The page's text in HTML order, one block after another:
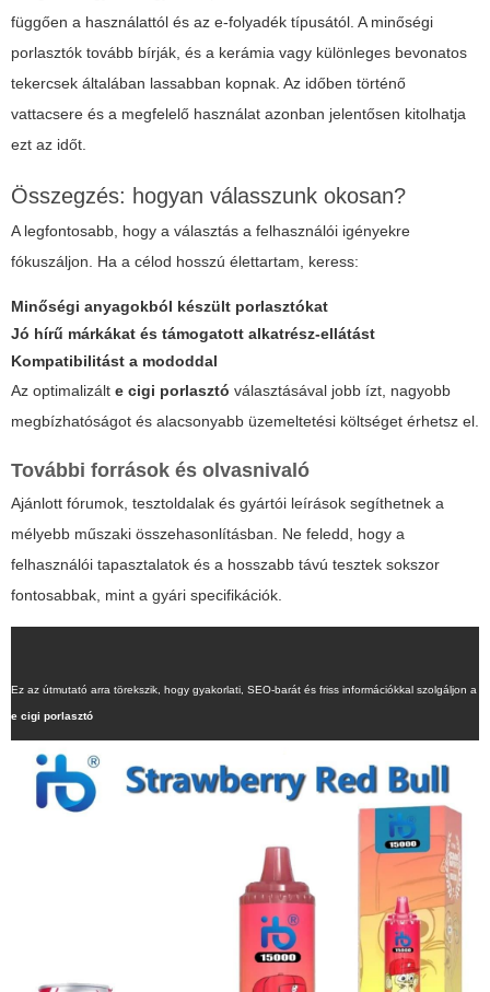
függően a használattól és az e-folyadék típusától. A minőségi
porlasztók tovább bírják, és a kerámia vagy különleges bevonatos
tekercsek általában lassabban kopnak. Az időben történő
vattacsere és a megfelelő használat azonban jelentősen kitolhatja
ezt az időt.
Összegzés: hogyan válasszunk okosan?
A legfontosabb, hogy a választás a felhasználói igényekre
fókuszáljon. Ha a célod hosszú élettartam, keress:
Minőségi anyagokból készült porlasztókat
Jó hírű márkákat és támogatott alkatrész-ellátást
Kompatibilitást a mododdal
Az optimalizált e cigi porlasztó választásával jobb ízt, nagyobb
megbízhatóságot és alacsonyabb üzemeltetési költséget érhetsz el.
További források és olvasnivaló
Ajánlott fórumok, tesztoldalak és gyártói leírások segíthetnek a
mélyebb műszaki összehasonlításban. Ne feledd, hogy a
felhasználói tapasztalatok és a hosszabb távú tesztek sokszor
fontosabbak, mint a gyári specifikációk.
Ez az útmutató arra törekszik, hogy gyakorlati, SEO-barát és friss információkkal szolgáljon a
e cigi porlasztó